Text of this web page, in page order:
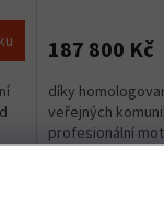
187 800 Kč
díky
veřejných
profesionální